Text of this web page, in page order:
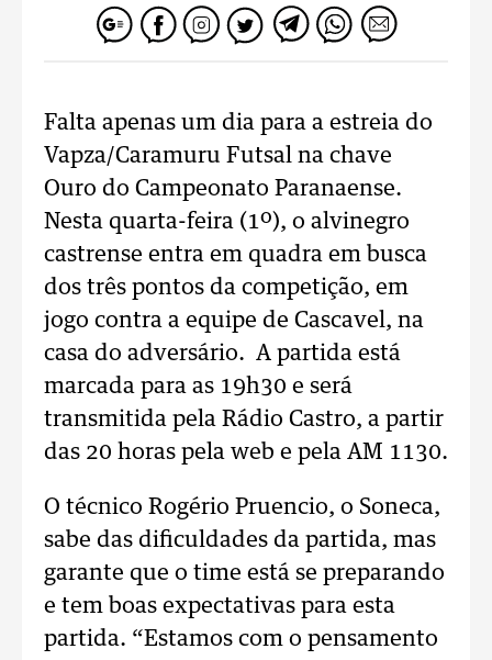
Falta apenas um dia para a estreia do
Vapza/Caramuru Futsal na chave
Ouro do Campeonato Paranaense.
Nesta quarta-feira (1º), o alvinegro
castrense entra em quadra em busca
dos três pontos da competição, em
jogo contra a equipe de Cascavel, na
casa do adversário. A partida está
marcada para as 19h30 e será
transmitida pela Rádio Castro, a partir
das 20 horas pela web e pela AM 1130.
O técnico Rogério Pruencio, o Soneca,
sabe das dificuldades da partida, mas
garante que o time está se preparando
e tem boas expectativas para esta
partida. “Estamos com o pensamento